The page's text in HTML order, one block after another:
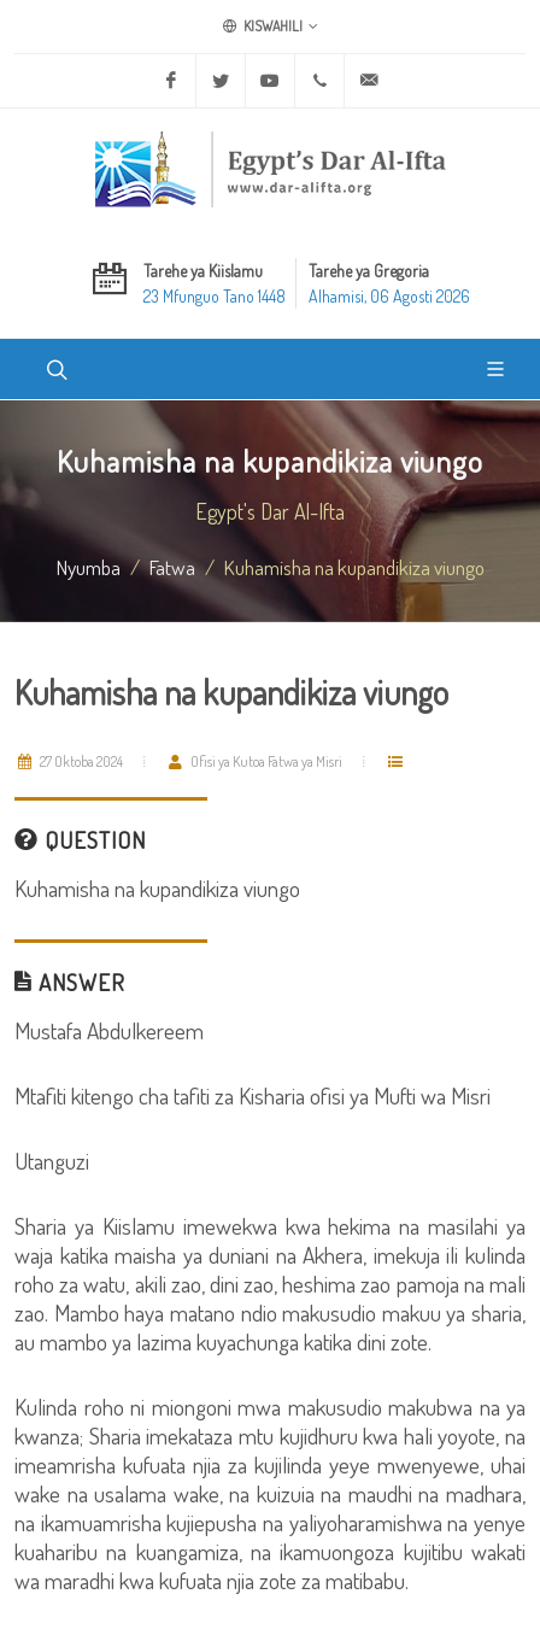
KISWAHILI
Facebook Twitter Youtube +20 2 25970400
Tarehe ya Kiislamu
23 Mfunguo Tano 1448
Tarehe ya Gregoria
Alhamisi, 06 Agosti 2026
Kuhamisha na kupandikiza viungo
Egypt's Dar Al-Ifta
Nyumba Fatwa Kuhamisha na kupandikiza viungo
Kuhamisha na kupandikiza viungo
27 Oktoba 2024 Ofisi ya Kutoa Fatwa ya Misri
QUESTION
Kuhamisha na kupandikiza viungo
ANSWER
Mustafa Abdulkereem
Mtafiti kitengo cha tafiti za Kisharia ofisi ya Mufti wa Misri
Utanguzi
Sharia ya Kiislamu imewekwa kwa hekima na masilahi ya
waja katika maisha ya duniani na Akhera, imekuja ili kulinda
roho za watu, akili zao, dini zao, heshima zao pamoja na mali
zao. Mambo haya matano ndio makusudio makuu ya sharia,
au mambo ya lazima kuyachunga katika dini zote.
Kulinda roho ni miongoni mwa makusudio makubwa na ya
kwanza; Sharia imekataza mtu kujidhuru kwa hali yoyote, na
imeamrisha kufuata njia za kujilinda yeye mwenyewe, uhai
wake na usalama wake, na kuizuia na maudhi na madhara,
na ikamuamrisha kujiepusha na yaliyoharamishwa na yenye
kuaharibu na kuangamiza, na ikamuongoza kujitibu wakati
wa maradhi kwa kufuata njia zote za matibabu.